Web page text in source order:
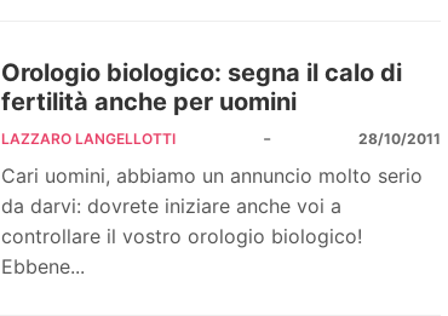
Orologio biologico: segna il calo di
fertilità anche per uomini
LAZZARO LANGELLOTTI - 28/10/2011
Cari uomini, abbiamo un annuncio molto serio
da darvi: dovrete iniziare anche voi a
controllare il vostro orologio biologico!
Ebbene...